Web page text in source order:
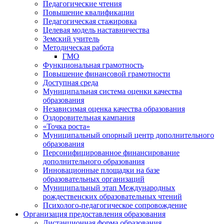
Педагогические чтения
Повышение квалификации
Педагогическая стажировка
Целевая модель наставничества
Земский учитель
Методическая работа
ГМО
Функциональная грамотность
Повышение финансовой грамотности
Доступная среда
Муниципальная система оценки качества
образования
Независимая оценка качества образования
Оздоровительная кампания
«Точка роста»
Муниципальный опорный центр дополнительного
образования
Персонифицированное финансирование
дополнительного образования
Инновационные площадки на базе
образовательных организаций
Муниципальный этап Международных
рождественских образовательных чтений
Психолого-педагогическое сопровождение
Организация предоставления образования